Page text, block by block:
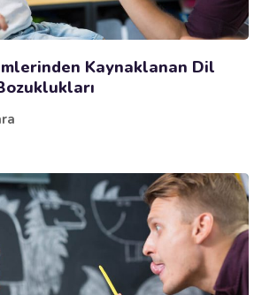
Kaynaklanan Dil